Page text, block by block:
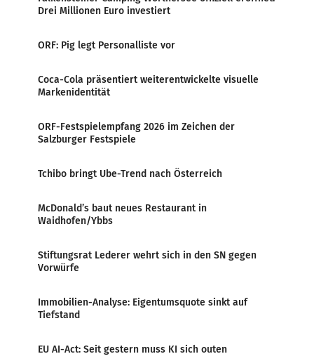
Drei Millionen Euro investiert
ORF: Pig legt Personalliste vor
Coca-Cola präsentiert weiterentwickelte visuelle
Markenidentität
ORF-Festspielempfang 2026 im Zeichen der
Salzburger Festspiele
Tchibo bringt Ube-Trend nach Österreich
McDonald’s baut neues Restaurant in
Waidhofen/Ybbs
Stiftungsrat Lederer wehrt sich in den SN gegen
Vorwürfe
Immobilien-Analyse: Eigentumsquote sinkt auf
Tiefstand
EU AI-Act: Seit gestern muss KI sich outen